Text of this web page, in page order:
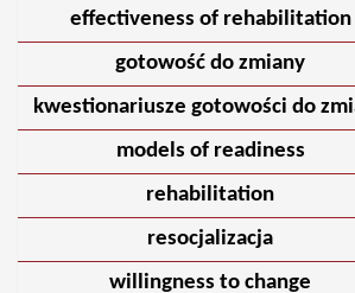
effectiveness of rehabilitation
gotowość do zmiany
kwestionariusze gotowości do
models of readiness
rehabilitation
resocjalizacja
willingness to change